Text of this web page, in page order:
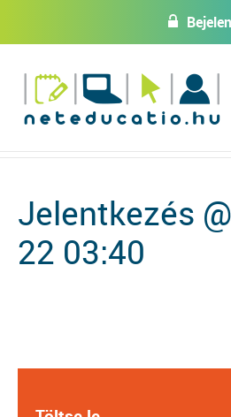
w
Jelentkezés
22 03:40